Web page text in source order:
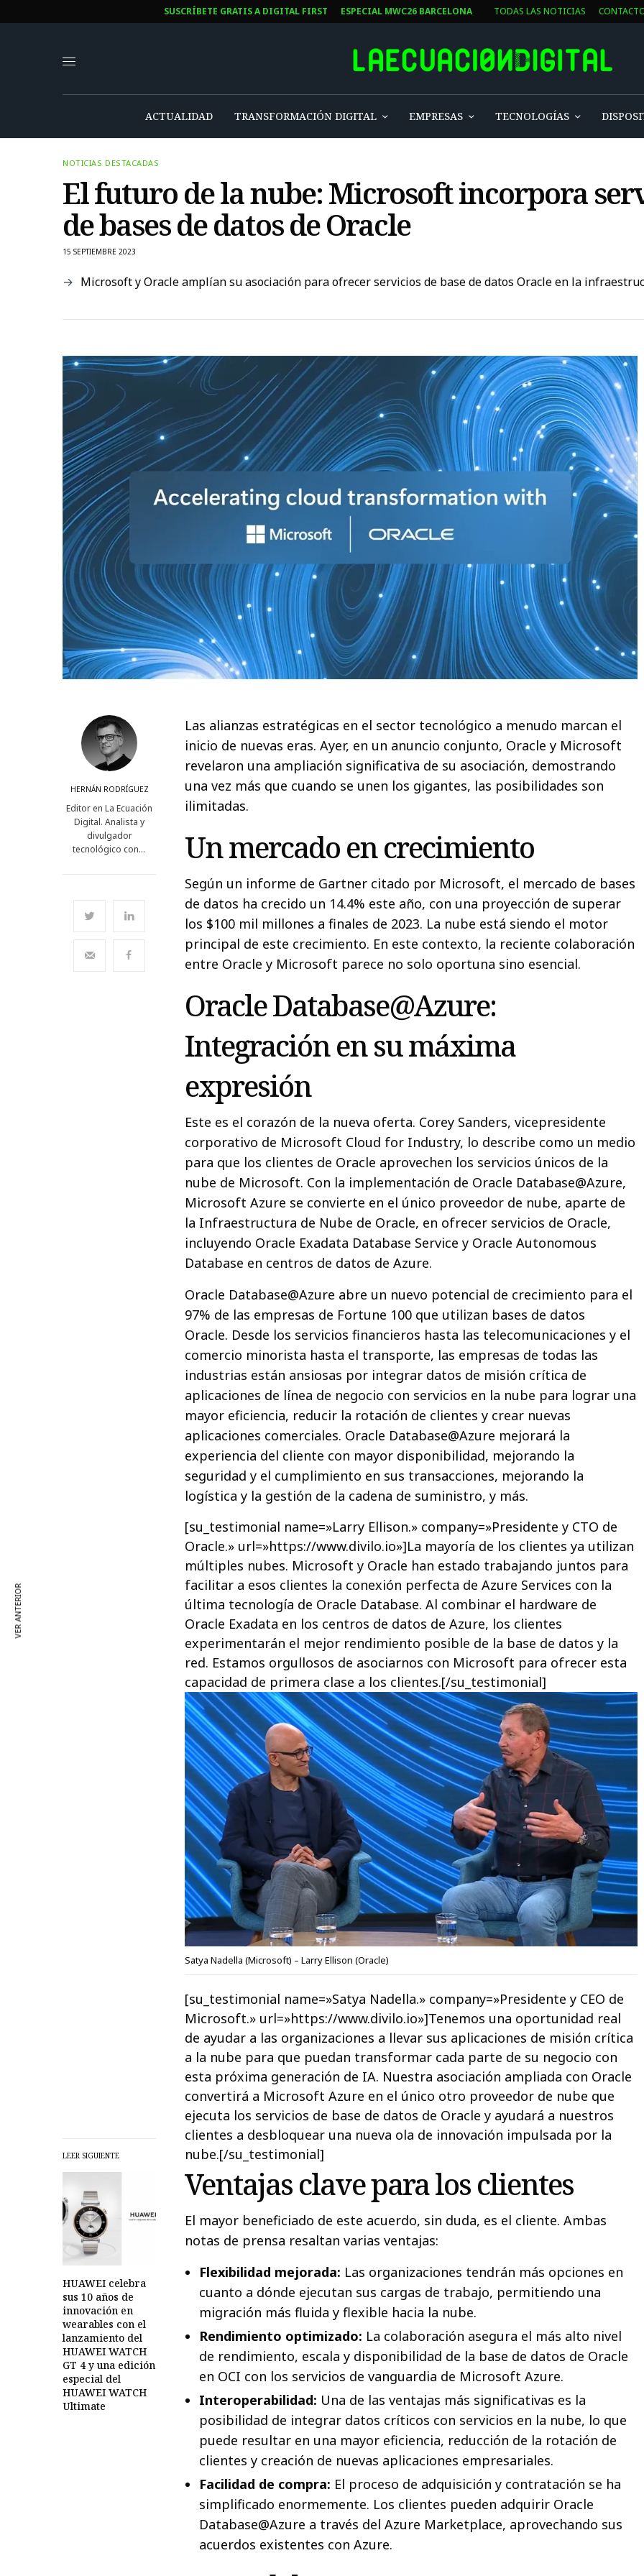
SUSCRÍBETE GRATIS A DIGITAL FIRST ESPECIAL MWC26 BARCELONA TODAS LAS NOTICIAS
ACTUALIDAD TRANSFORMACIÓN DIGITAL EMPRESAS TECNOLOGÍAS
NOTICIAS DESTACADAS
El futuro de la nube: Microsoft incorpora
de bases de datos de Oracle
15 SEPTIEMBRE 2023
Microsoft y Oracle amplían su asociación para ofrecer servicios de base de datos Oracle en la
HERNÁN RODRÍGUEZ
Editor en La Ecuación
Digital. Analista y
divulgador
tecnológico con…
LEER SIGUIENTE
HUAWEI celebra
sus 10 años de
innovación en
wearables con el
lanzamiento del
HUAWEI WATCH
GT 4 y una edición
especial del
HUAWEI WATCH
Ultimate
Las alianzas estratégicas en el sector tecnológico a menudo marcan el
inicio de nuevas eras. Ayer, en un anuncio conjunto, Oracle y Microsoft
revelaron una ampliación significativa de su asociación, demostrando
una vez más que cuando se unen los gigantes, las posibilidades son
ilimitadas.
Un mercado en crecimiento
Según un informe de Gartner citado por Microsoft, el mercado de bases
de datos ha crecido un 14.4% este año, con una proyección de superar
los $100 mil millones a finales de 2023. La nube está siendo el motor
principal de este crecimiento. En este contexto, la reciente colaboración
entre Oracle y Microsoft parece no solo oportuna sino esencial.
Oracle Database@Azure:
Integración en su máxima
expresión
Este es el corazón de la nueva oferta. Corey Sanders, vicepresidente
corporativo de Microsoft Cloud for Industry, lo describe como un medio
para que los clientes de Oracle aprovechen los servicios únicos de la
nube de Microsoft. Con la implementación de Oracle Database@Azure,
Microsoft Azure se convierte en el único proveedor de nube, aparte de
la Infraestructura de Nube de Oracle, en ofrecer servicios de Oracle,
incluyendo Oracle Exadata Database Service y Oracle Autonomous
Database en centros de datos de Azure.
Oracle Database@Azure abre un nuevo potencial de crecimiento para el
97% de las empresas de Fortune 100 que utilizan bases de datos
Oracle. Desde los servicios financieros hasta las telecomunicaciones y el
comercio minorista hasta el transporte, las empresas de todas las
industrias están ansiosas por integrar datos de misión crítica de
aplicaciones de línea de negocio con servicios en la nube para lograr una
mayor eficiencia, reducir la rotación de clientes y crear nuevas
aplicaciones comerciales. Oracle Database@Azure mejorará la
experiencia del cliente con mayor disponibilidad, mejorando la
seguridad y el cumplimiento en sus transacciones, mejorando la
logística y la gestión de la cadena de suministro, y más.
[su_testimonial name=»Larry Ellison.» company=»Presidente y CTO de
Oracle.» url=»https://www.divilo.io»]La mayoría de los clientes ya utilizan
múltiples nubes. Microsoft y Oracle han estado trabajando juntos para
facilitar a esos clientes la conexión perfecta de Azure Services con la
última tecnología de Oracle Database. Al combinar el hardware de
Oracle Exadata en los centros de datos de Azure, los clientes
experimentarán el mejor rendimiento posible de la base de datos y la
red. Estamos orgullosos de asociarnos con Microsoft para ofrecer esta
capacidad de primera clase a los clientes.[/su_testimonial]
Satya Nadella (Microsoft) – Larry Ellison (Oracle)
[su_testimonial name=»Satya Nadella.» company=»Presidente y CEO de
Microsoft.» url=»https://www.divilo.io»]Tenemos una oportunidad real
de ayudar a las organizaciones a llevar sus aplicaciones de misión crítica
a la nube para que puedan transformar cada parte de su negocio con
esta próxima generación de IA. Nuestra asociación ampliada con Oracle
convertirá a Microsoft Azure en el único otro proveedor de nube que
ejecuta los servicios de base de datos de Oracle y ayudará a nuestros
clientes a desbloquear una nueva ola de innovación impulsada por la
nube.[/su_testimonial]
Ventajas clave para los clientes
El mayor beneficiado de este acuerdo, sin duda, es el cliente. Ambas
notas de prensa resaltan varias ventajas:
Flexibilidad mejorada: Las organizaciones tendrán más opciones en
cuanto a dónde ejecutan sus cargas de trabajo, permitiendo una
migración más fluida y flexible hacia la nube.
Rendimiento optimizado: La colaboración asegura el más alto nivel
de rendimiento, escala y disponibilidad de la base de datos de Oracle
en OCI con los servicios de vanguardia de Microsoft Azure.
Interoperabilidad: Una de las ventajas más significativas es la
posibilidad de integrar datos críticos con servicios en la nube, lo que
puede resultar en una mayor eficiencia, reducción de la rotación de
clientes y creación de nuevas aplicaciones empresariales.
Facilidad de compra: El proceso de adquisición y contratación se ha
simplificado enormemente. Los clientes pueden adquirir Oracle
Database@Azure a través del Azure Marketplace, aprovechando sus
acuerdos existentes con Azure.
VER ANTERIOR